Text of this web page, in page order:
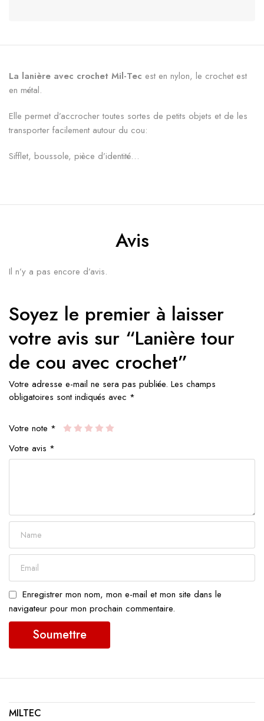
La lanière avec crochet Mil-Tec est en nylon, le crochet est
en métal.
Elle permet d’accrocher toutes sortes de petits objets et de les
transporter facilement autour du cou:
Sifflet, boussole, pièce d’identité…
Avis
Il n’y a pas encore d’avis.
Soyez le premier à laisser
votre avis sur “Lanière tour
de cou avec crochet”
Votre adresse e-mail ne sera pas publiée. Les champs
obligatoires sont indiqués avec *
Votre note *
Votre avis *
Enregistrer mon nom, mon e-mail et mon site dans le
navigateur pour mon prochain commentaire.
MILTEC